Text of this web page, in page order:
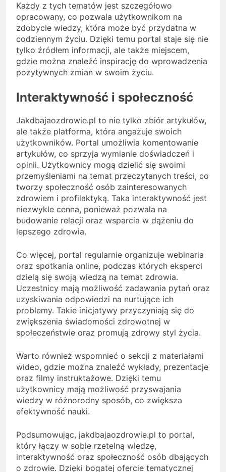
Każdy z tych tematów jest szczegółowo
opracowany, co pozwala użytkownikom na
zdobycie wiedzy, która może być przydatna w
codziennym życiu. Dzięki temu portal staje się nie
tylko źródłem informacji, ale także miejscem,
gdzie można znaleźć inspirację do wprowadzenia
pozytywnych zmian w swoim życiu.
Interaktywność i społeczność
Jakdbajaozdrowie.pl to nie tylko zbiór artykułów,
ale także platforma, która angażuje swoich
użytkowników. Portal umożliwia komentowanie
artykułów, co sprzyja wymianie doświadczeń i
opinii. Użytkownicy mogą dzielić się swoimi
przemyśleniami na temat przeczytanych treści, co
tworzy społeczność osób zainteresowanych
zdrowiem i profilaktyką. Taka interaktywność jest
niezwykle cenna, ponieważ pozwala na
budowanie relacji oraz wsparcia w dążeniu do
lepszego zdrowia.
Co więcej, portal regularnie organizuje webinaria
oraz spotkania online, podczas których eksperci
dzielą się swoją wiedzą na temat zdrowia.
Uczestnicy mają możliwość zadawania pytań oraz
uzyskiwania odpowiedzi na nurtujące ich
problemy. Takie inicjatywy przyczyniają się do
zwiększenia świadomości zdrowotnej w
społeczeństwie oraz promują zdrowy styl życia.
Warto również wspomnieć o sekcji z materiałami
wideo, gdzie można znaleźć wykłady, prezentacje
oraz filmy instruktażowe. Dzięki temu
użytkownicy mają możliwość przyswajania
wiedzy w różnorodny sposób, co zwiększa
efektywność nauki.
Podsumowując, jakdbajaozdrowie.pl to portal,
który łączy w sobie rzetelną wiedzę,
interaktywność oraz społeczność osób dbających
o zdrowie. Dzięki bogatej ofercie tematycznej